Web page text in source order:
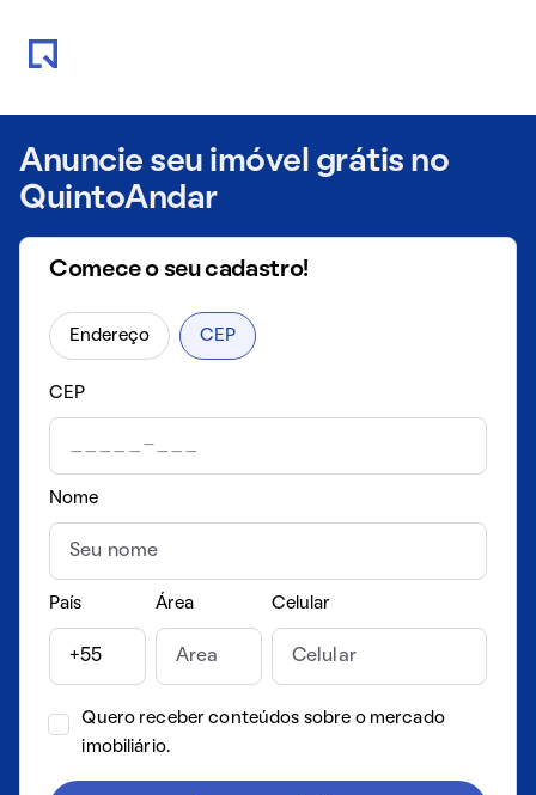
Anuncie seu imóvel grátis no
QuintoAndar
Comece o seu cadastro!
Endereço CEP
CEP
Nome
País Área Celular
Quero receber conteúdos sobre o mercado
imobiliário.